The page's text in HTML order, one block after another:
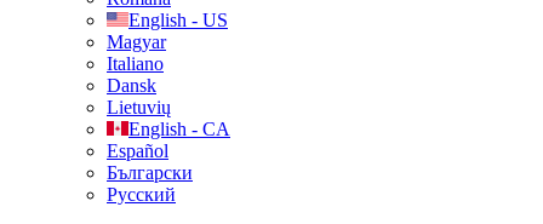
English - US
Magyar
Italiano
Dansk
Lietuvių
English - CA
Español
Български
Русский